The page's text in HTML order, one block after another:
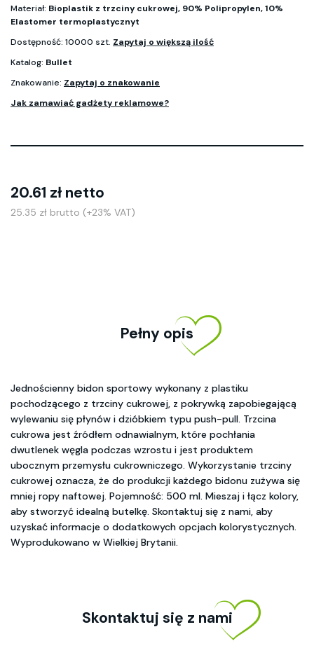
Materiał: Bioplastik z trzciny cukrowej, 90% Polipropylen, 10%
Elastomer termoplastycznyt
Dostępność: 10000 szt. Zapytaj o większą ilość
Katalog: Bullet
Znakowanie: Zapytaj o znakowanie
Jak zamawiać gadżety reklamowe?
20.61 zł netto
25.35 zł brutto (+23% VAT)
Pełny opis
Jednościenny bidon sportowy wykonany z plastiku
pochodzącego z trzciny cukrowej, z pokrywką zapobiegającą
wylewaniu się płynów i dzióbkiem typu push-pull. Trzcina
cukrowa jest źródłem odnawialnym, które pochłania
dwutlenek węgla podczas wzrostu i jest produktem
ubocznym przemysłu cukrowniczego. Wykorzystanie trzciny
cukrowej oznacza, że do produkcji każdego bidonu zużywa się
mniej ropy naftowej. Pojemność: 500 ml. Mieszaj i łącz kolory,
aby stworzyć idealną butelkę. Skontaktuj się z nami, aby
uzyskać informacje o dodatkowych opcjach kolorystycznych.
Wyprodukowano w Wielkiej Brytanii.
Skontaktuj się z nami